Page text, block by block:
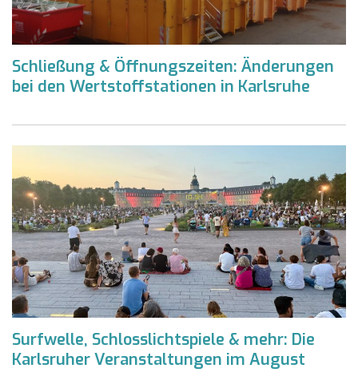
Schließung & Öffnungszeiten: Änderungen
bei den Wertstoffstationen in Karlsruhe
Surfwelle, Schlosslichtspiele & mehr: Die
Karlsruher Veranstaltungen im August